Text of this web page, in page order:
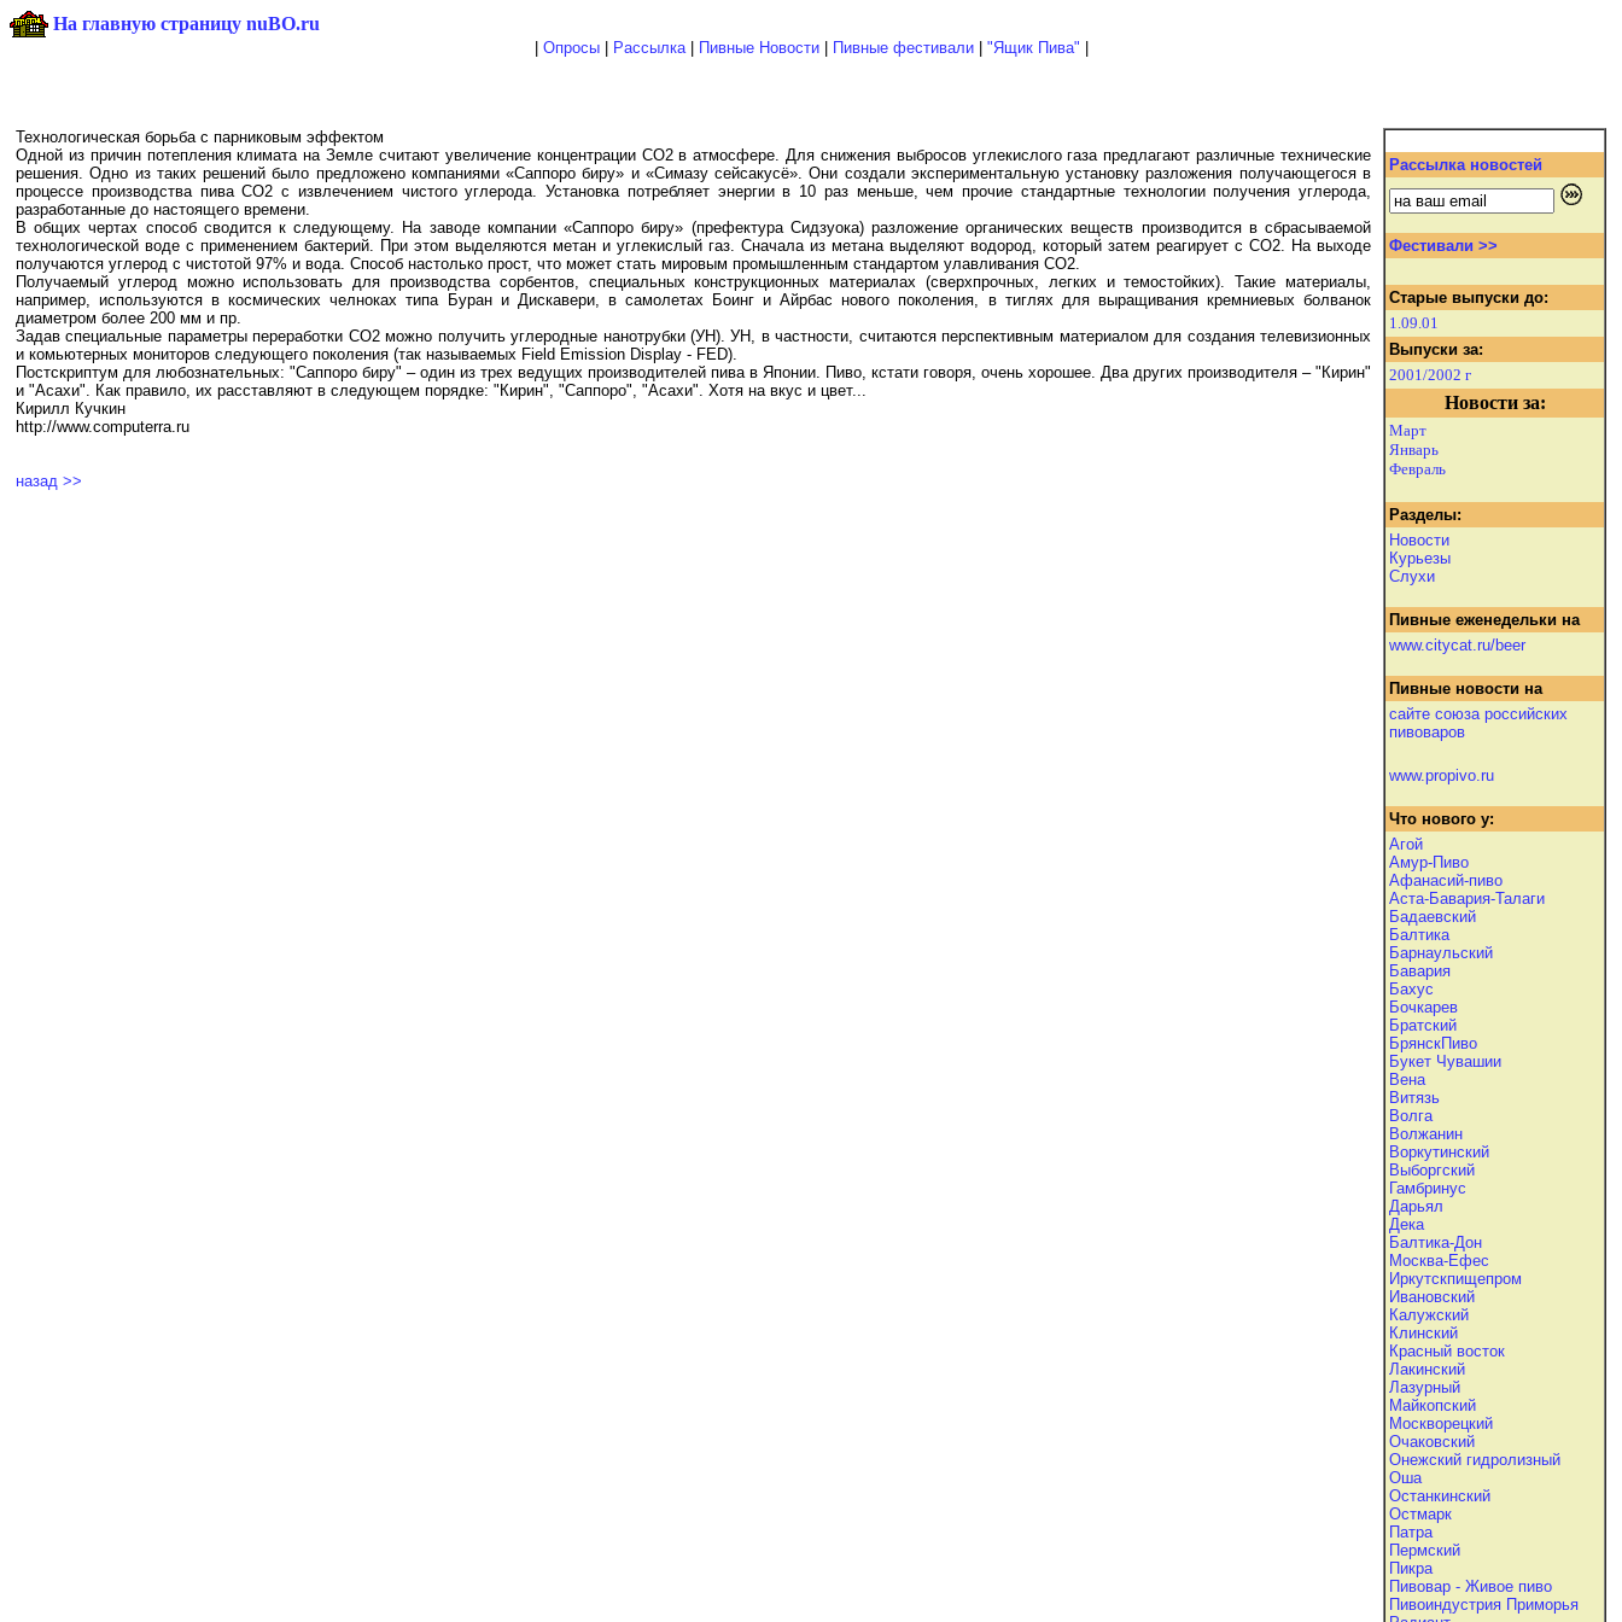
На главную страницу nuBO.ru
Опросы| Рассылка| Пивные Новости| Пивные фестивали| "Ящик Пива"
Технологическая борьба с парниковым эффектом
Одной из причин потепления климата на Земле считают увеличение концентрации СО2 в атмосфере. Для снижения выбросов углекислого газа предлагают различные технические
решения. Одно из таких решений было предложено компаниями «Саппоро биру» и «Симазу сейсакусё». Они создали экспериментальную установку разложения получающегося в
процессе производства пива СО2 с извлечением чистого углерода. Установка потребляет энергии в 10 раз меньше, чем прочие стандартные технологии получения углерода,
разработанные до настоящего времени.
В общих чертах способ сводится к следующему. На заводе компании «Саппоро биру» (префектура Сидзуока) разложение органических веществ производится в сбрасываемой
технологической воде с применением бактерий. При этом выделяются метан и углекислый газ. Сначала из метана выделяют водород, который затем реагирует с СО2. На выходе
получаются углерод с чистотой 97% и вода. Способ настолько прост, что может стать мировым промышленным стандартом улавливания СО2.
Получаемый углерод можно использовать для производства сорбентов, специальных конструкционных материалах (сверхпрочных, легких и темостойких). Такие материалы,
например, используются в космических челноках типа Буран и Дискавери, в самолетах Боинг и Айрбас нового поколения, в тиглях для выращивания кремниевых болванок
диаметром более 200 мм и пр.
Задав специальные параметры переработки СО2 можно получить углеродные нанотрубки (УН). УН, в частности, считаются перспективным материалом для создания телевизионных
и комьютерных мониторов следующего поколения (так называемых Field Emission Display - FED).
Постскриптум для любознательных: "Саппоро биру" – один из трех ведущих производителей пива в Японии. Пиво, кстати говоря, очень хорошее. Два других производителя – "Кирин"
и "Асахи". Как правило, их расставляют в следующем порядке: "Кирин", "Саппоро", "Асахи". Хотя на вкус и цвет...
Кирилл Кучкин
http://www.computerra.ru
назад >>
Рассылка новостей
Фестивали >>
Старые выпуски до:
1.09.01
Выпуски за:
2001/2002 г
Новости за:
Март
Январь
Февраль
Разделы:
Новости
Курьезы
Слухи
Пивные еженедельки на
www.citycat.ru/beer
Пивные новости на
сайте союза российских
пивоваров
www.propivo.ru
Что нового у:
Агой
Амур-Пиво
Афанасий-пиво
Аста-Бавария-Талаги
Бадаевский
Балтика
Барнаульский
Бавария
Бахус
Бочкарев
Братский
БрянскПиво
Букет Чувашии
Вена
Витязь
Волга
Волжанин
Воркутинский
Выборгский
Гамбринус
Дарьял
Дека
Балтика-Дон
Москва-Ефес
Иркутскпищепром
Ивановский
Калужский
Клинский
Красный восток
Лакинский
Лазурный
Майкопский
Москворецкий
Очаковский
Онежский гидролизный
Оша
Останкинский
Остмарк
Патра
Пермский
Пикра
Пивовар - Живое пиво
Пивоиндустрия Приморья